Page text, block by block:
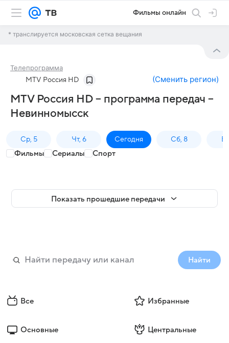
Фильмы онлайн
* транслируется московская сетка вещания
Телепрограмма
MTV Россия HD (Сменить регион)
MTV Россия HD – программа передач –
Невинномысск
Ср, 5 Чт, 6 Сегодня Сб, 8
Фильмы Сериалы Спорт
Показать прошедшие передачи
Найти
Все Избранные
Основные Центральные